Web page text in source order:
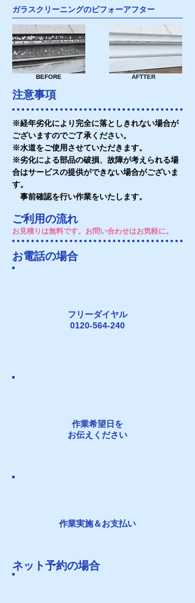
ガラスクリーニングのビフォーアフター
BEFORE AFTTER
注意事項
※経年劣化により完全に落としきれない場合が
ございますのでご了承ください。
※水道をご使用させていただきます。
※劣化による部品の破損、故障が考えられる場
合はサービスの提供ができない場合がございま
す。
事前確認を行い作業をいたします。
ご利用の流れ
お見積りは無料です。お問い合わせはお気軽に​。
お電話の場合
フリーダイヤル
​0120-564-240
作業希望日を
​お伝えください
作業実施＆お支払い
ネット予約の場合